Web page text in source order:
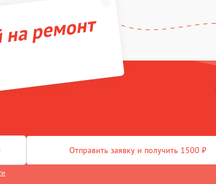
ремонт
Отправить заявку и получить 1500 ₽